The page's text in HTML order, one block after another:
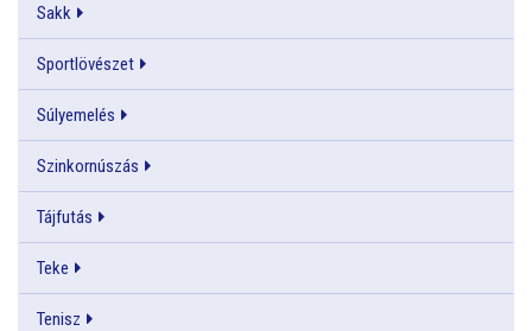
Sakk
Sportlövészet
Súlyemelés
Szinkornúszás
Tájfutás
Teke
Tenisz